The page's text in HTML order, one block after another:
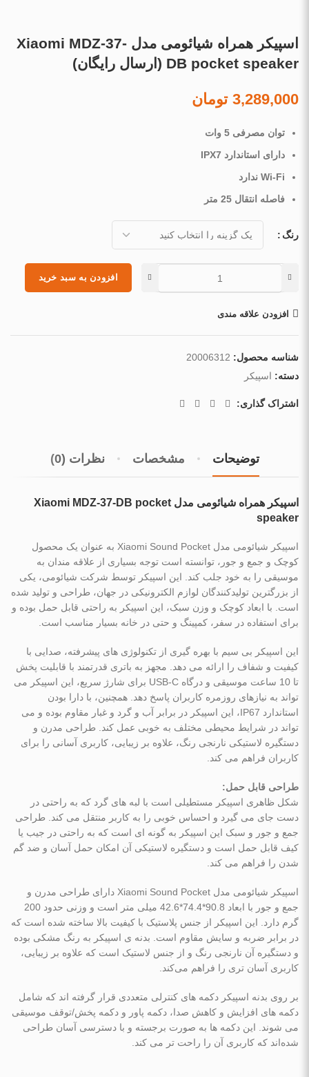
اسپیکر همراه شیائومی مدل Xiaomi MDZ-37-
DB pocket speaker (ارسال رایگان)
3,289,000 تومان
توان مصرفی 5 وات
دارای استاندارد IPX7
Wi-Fi ندارد
فاصله انتقال 25 متر
رنگ
افزودن به سبد خرید
افزودن علاقه مندی
شناسه محصول: 20006312
دسته: اسپیکر
اشتراک گذاری:
توضیحات مشخصات نظرات (0)
اسپیکر همراه شیائومی مدل Xiaomi MDZ-37-DB pocket
speaker
اسپیکر شیائومی مدل Xiaomi Sound Pocket به عنوان یک محصول
کوچک و جمع ‌و جور، توانسته است توجه بسیاری از علاقه ‌مندان به
موسیقی را به خود جلب کند. این اسپیکر توسط شرکت شیائومی، یکی
از بزرگترین تولیدکنندگان لوازم الکترونیکی در جهان، طراحی و تولید شده
است. با ابعاد کوچک و وزن سبک، این اسپیکر به راحتی قابل حمل بوده و
برای استفاده در سفر، کمپینگ و حتی در خانه بسیار مناسب است.
این اسپیکر بی ‌سیم با بهره‌ گیری از تکنولوژی ‌های پیشرفته، صدایی با
کیفیت و شفاف را ارائه می ‌دهد. مجهز به باتری قدرتمند با قابلیت پخش
تا 10 ساعت موسیقی و درگاه USB-C برای شارژ سریع، این اسپیکر می
‌تواند به نیازهای روزمره کاربران پاسخ دهد. همچنین، با دارا بودن
استاندارد IP67، این اسپیکر در برابر آب و گرد و غبار مقاوم بوده و می
‌تواند در شرایط محیطی مختلف به خوبی عمل کند. طراحی مدرن و
دستگیره لاستیکی نارنجی رنگ، علاوه بر زیبایی، کاربری آسانی را برای
کاربران فراهم می ‌کند.
طراحی قابل حمل:
شکل ظاهری اسپیکر مستطیلی است با لبه ‌های گرد که به راحتی در
دست جای می ‌گیرد و احساس خوبی را به کاربر منتقل می‌ کند. طراحی
جمع ‌و جور و سبک این اسپیکر به گونه ‌ای است که به راحتی در جیب یا
کیف قابل حمل است و دستگیره لاستیکی آن امکان حمل آسان و ضد گم‌
شدن را فراهم می ‌کند.
اسپیکر شیائومی مدل Xiaomi Sound Pocket دارای طراحی مدرن و
جمع ‌و جور با ابعاد 90.8*74.4*42.6 میلی ‌متر است و وزنی حدود 200
گرم دارد. این اسپیکر از جنس پلاستیک با کیفیت بالا ساخته شده است که
در برابر ضربه و سایش مقاوم است. بدنه ی اسپیکر به رنگ مشکی بوده
و دستگیره آن نارنجی رنگ و از جنس لاستیک است که علاوه بر زیبایی،
کاربری آسان ‌تری را فراهم می‌کند.
بر روی بدنه اسپیکر دکمه ‌های کنترلی متعددی قرار گرفته‌ اند که شامل
دکمه‌ های افزایش و کاهش صدا، دکمه پاور و دکمه پخش/توقف موسیقی
می ‌شوند. این دکمه ‌ها به صورت برجسته و با دسترسی آسان طراحی
شده‌اند که کاربری آن را راحت ‌تر می ‌کند.